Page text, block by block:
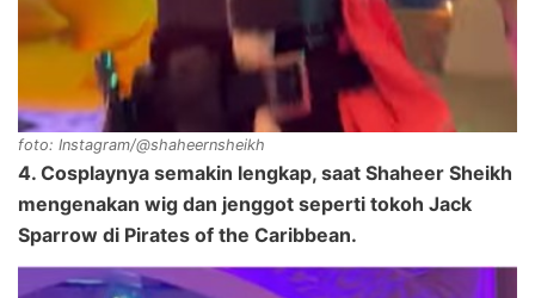
foto: Instagram/@shaheernsheikh
4. Cosplaynya semakin lengkap, saat Shaheer Sheikh
mengenakan wig dan jenggot seperti tokoh Jack
Sparrow di Pirates of the Caribbean.